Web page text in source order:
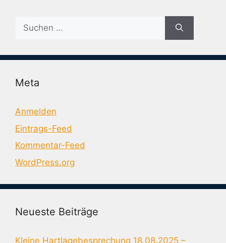
Suche
nach:
Meta
Anmelden
Eintrags-Feed
Kommentar-Feed
WordPress.org
Neueste Beiträge
Kleine Hartlagebesprechung 18.08.2025 –